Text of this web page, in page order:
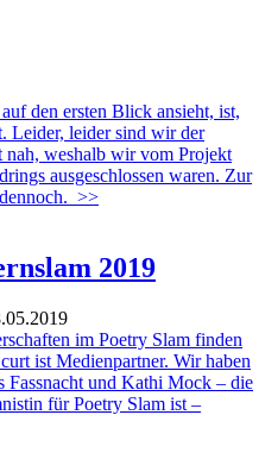
den ersten Blick ansieht, ist,
Leider, leider sind wir der
nah, weshalb wir vom Projekt
ausgeschlossen waren. Zur
>>
2019
im Poetry Slam finden
ist Medienpartner. Wir haben
Fassnacht und Kathi Mock – die
für Poetry Slam ist –